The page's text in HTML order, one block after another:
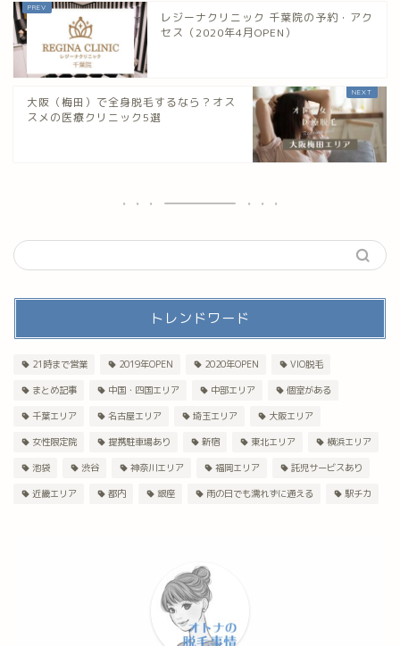
レジーナクリニック 千葉院の予約・アク
セス（2020年4月OPEN）
大阪（梅田）で全身脱毛するなら？オス
スメの医療クリニック5選
トレンドワード
21時まで営業 2019年OPEN 2020年OPEN VIO脱毛
まとめ記事 中国・四国エリア 中部エリア 個室がある
千葉エリア 名古屋エリア 埼玉エリア 大阪エリア
女性限定院 提携駐車場あり 新宿 東北エリア 横浜エリア
池袋 渋谷 神奈川エリア 福岡エリア 託児サービスあり
近畿エリア 都内 銀座 雨の日でも濡れずに通える 駅チカ